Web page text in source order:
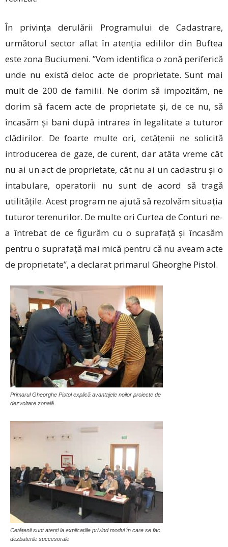
În privința derulării Programului de Cadastrare,
următorul sector aflat în atenția edililor din Buftea
este zona Buciumeni. ”Vom identifica o zonă periferică
unde nu există deloc acte de proprietate. Sunt mai
mult de 200 de familii. Ne dorim să impozităm, ne
dorim să facem acte de proprietate și, de ce nu, să
încasăm și bani după intrarea în legalitate a tuturor
clădirilor. De foarte multe ori, cetățenii ne solicită
introducerea de gaze, de curent, dar atâta vreme cât
nu ai un act de proprietate, cât nu ai un cadastru și o
intabulare, operatorii nu sunt de acord să tragă
utilitățile. Acest program ne ajută să rezolvăm situația
tuturor terenurilor. De multe ori Curtea de Conturi ne-
a întrebat de ce figurăm cu o suprafață și încasăm
pentru o suprafață mai mică pentru că nu aveam acte
de proprietate”, a declarat primarul Gheorghe Pistol.
Primarul Gheorghe Pistol explică avantajele noilor proiecte de
dezvoltare zonală
Cetățenii sunt atenți la explicațiile privind modul în care se fac
dezbaterile succesorale